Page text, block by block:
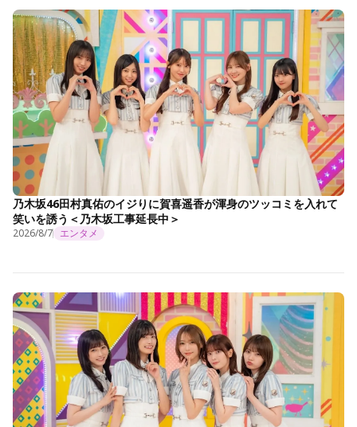
乃木坂46田村真佑のイジりに賀喜遥香が渾身のツッコミを入れて
笑いを誘う＜乃木坂工事延長中＞
2026/8/7 エンタメ